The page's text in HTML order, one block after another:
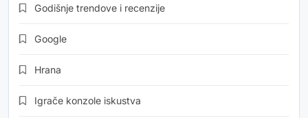
Godišnje trendove i recenzije
Google
Hrana
Igrače konzole iskustva